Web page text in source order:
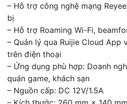
– Hỗ trợ công nghệ mạng
bị
– Hỗ trợ Roaming Wi-Fi,
– Quản lý qua Ruijie Cloud App
trên điện thoại
– Ứng dụng phù hợp: Doanh
quán game, khách sạn
– Nguồn cấp: DC 12V/1.5A